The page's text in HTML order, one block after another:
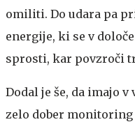
omiliti. Do udara pa
energije, ki se v
sprosti, kar povzroči
Dodal je še, da imajo
zelo dober